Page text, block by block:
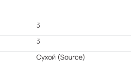
3
3
Сухой (Source)